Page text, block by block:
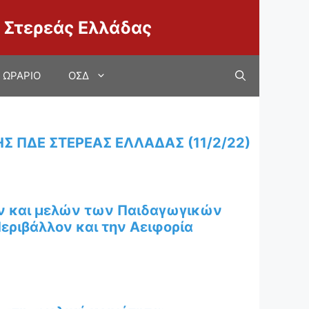
Ελλάδας
ΩΡΑΡΙΟ ΟΣΔ
ΠΔΕ ΣΤΕΡΕΑΣ ΕΛΛΑΔΑΣ (11/2/22)
και μελών των Παιδαγωγικών
και την Αειφορία